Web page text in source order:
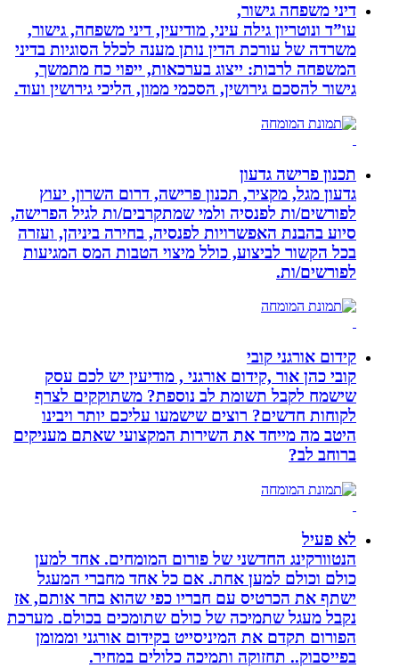
דיני משפחה גישור,
עו”ד ונוטריון גילה עיני, מודיעין, דיני משפחה, גישור,
משרדה של עורכת הדין נותן מענה לכלל הסוגיות בדיני
המשפחה לרבות: ייצוג בערכאות, ייפוי כח מתמשך,
גישור להסכם גירושין, הסכמי ממון, הליכי גירושין ועוד.
תכנון פרישה גדעון
גדעון מגל, מקציר, תכנון פרישה, דרום השרון, יעוץ
לפורשים/ות לפנסיה ולמי שמתקרבים/ות לגיל הפרישה,
סיוע בהבנת האפשרויות לפנסיה, בחירה ביניהן, ועזרה
בכל הקשור לביצוע, כולל מיצוי הטבות המס המגיעות
לפורשים/ות.
קידום אורגני קובי
קובי כהן אור ,קידום אורגני , מודיעין יש לכם עסק
שישמח לקבל תשומת לב נוספת? משתוקקים לצרף
לקוחות חדשים? רוצים שישמעו עליכם יותר ויבינו
היטב מה מייחד את השירות המקצועי שאתם מעניקים
ברוחב לב?
לא פעיל
הנטוורקינג החדשני של פורום המומחים. אחד למען
כולם וכולם למען אחת. אם כל אחד מחברי המעגל
ישתף את הכרטיס עם חבריו כפי שהוא בחר אותם, אז
נקבל מעגל שתמיכה של כולם שתומכים בכולם. מערכת
הפורום תקדם את המיניסייט בקידום אורגני וממומן
בפייסבוק.. תחזוקה ותמיכה כלולים במחיר.